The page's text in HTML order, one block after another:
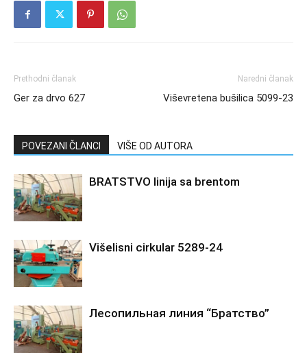
Prethodni članak
Ger za drvo 627
Naredni članak
Viševretena bušilica 5099-23
POVEZANI ČLANCI VIŠE OD AUTORA
BRATSTVO linija sa brentom
Višelisni cirkular 5289-24
Лесопильная линия “Братство”